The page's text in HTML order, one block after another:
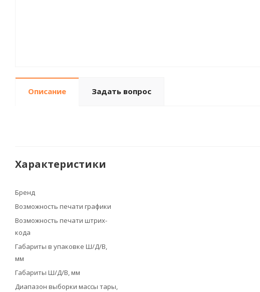
Описание Задать вопрос
Характеристики
Бренд
Возможность печати графики
Возможность печати штрих-
кода
Габариты в упаковке Ш/Д/В,
мм
Габариты Ш/Д/В, мм
Диапазон выборки массы тары,